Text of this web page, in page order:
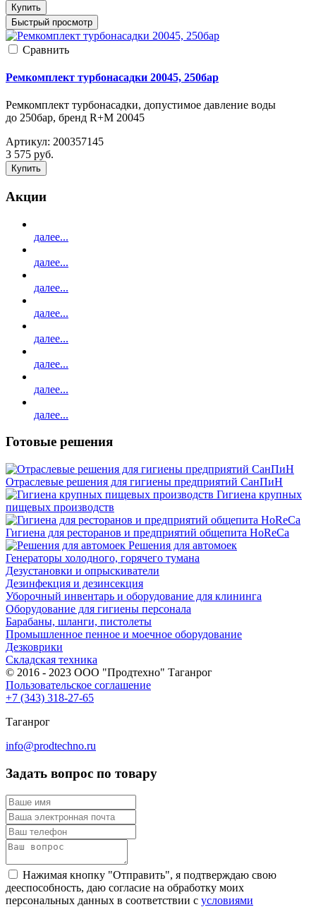
Купить
Быстрый просмотр
Cравнить
Ремкомплект турбонасадки 20045, 250бар
Ремкомплект турбонасадки, допустимое давление воды
до 250бар, бренд R+M 20045
Артикул: 200357145
3 575 руб.
Купить
Акции
далее...
далее...
далее...
далее...
далее...
далее...
далее...
далее...
Готовые решения
Отраслевые решения для гигиены предприятий СанПиН
Гигиена крупных
пищевых производств
Гигиена для ресторанов и предприятий общепита HoReCa
Решения для автомоек
Генераторы холодного, горячего тумана
Дезустановки и опрыскиватели
Дезинфекция и дезинсекция
Уборочный инвентарь и оборудование для клининга
Оборудование для гигиены персонала
Барабаны, шланги, пистолеты
Промышленное пенное и моечное оборудование
Дезковрики
Складская техника
© 2016 - 2023 ООО "Продтехно" Таганрог
Пользовательское соглашение
+7 (343) 318-27-65
Таганрог
info@prodtechno.ru
Задать вопрос по товару
Нажимая кнопку "Отправить", я подтверждаю свою
дееспособность, даю согласие на обработку моих
персональных данных в соответствии с условиями